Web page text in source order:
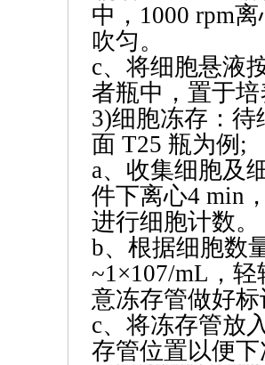
中，1000 rpm
吹匀。
c、将细胞悬液
者瓶中，置于
3)细胞冻存：
面 T25 瓶为例;
a、收集细胞及
件下离心4 min
进行细胞计数。
b、根据细胞数
~1×107/mL，
意冻存管做好
c、将冻存管放
存管位置以便